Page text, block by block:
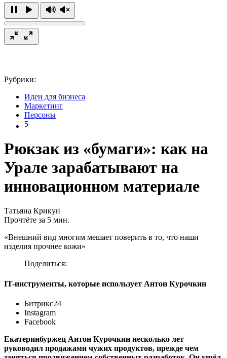
Рубрики:
Идеи для бизнеса
Маркетинг
Персоны
5
Рюкзак из «бумаги»: как на
Урале зарабатывают на
инновационном материале
Татьяна Крикун
Прочтёте за 5 мин.
«Внешний вид многим мешает поверить в то, что наши
изделия прочнее кожи»
Поделиться:
IT-инструменты, которые использует Антон Курочкин
Битрикс24
Instagram
Facebook
Екатеринбуржец Антон Курочкин несколько лет
руководил продажами чужих продуктов, прежде чем